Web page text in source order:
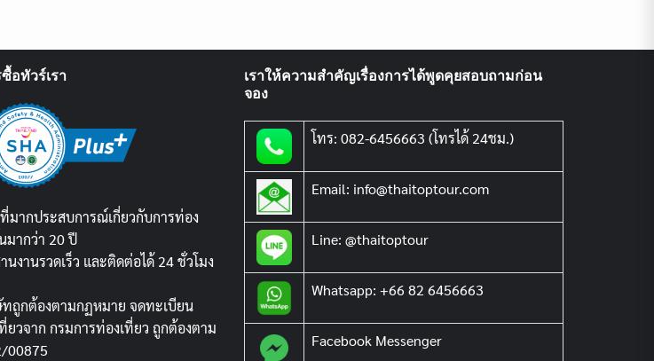
อทัวร์เรา
มากประสบการณ์เกี่ยวกับการท่อง
มากว่า 20 ปี
งานรวดเร็ว และติดต่อได้ 24 ชั่วโมง
ถูกต้องตามกฏหมาย จดทะเบียน
ยวจาก กรมการท่องเที่ยว ถูกต้องตาม
00875
เราให้ความสำคัญเรื่องการได้พูดคุยสอบถามก่อน
จอง
โทร: 082-6456663 (โทรได้ 24ชม.)
Email: info@thaitoptour.com
Line: @thaitoptour
Whatsapp: +66 82 6456663
Facebook Messenger